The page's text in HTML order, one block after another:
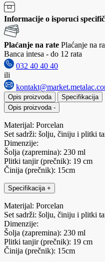
Informacije o isporuci
Plaćanje na rate Plaćanje na
Banca intesa - do 12 rata
032 40 40 40
ili
Opis proizvoda
Specifikacija
Opis proizvoda -
Materijal: Porcelan
Set sadrži: šolju, činiju i plitki
Dimenzije:
Šolja (zapremina): 230 ml
Plitki tanjir (prečnik): 19 cm
Činija (prečnik): 15cm
Specifikacija +
Materijal: Porcelan
Set sadrži: šolju, činiju i plitki
Dimenzije:
Šolja (zapremina): 230 ml
Plitki tanjir (prečnik): 19 cm
Činija (prečnik): 15cm